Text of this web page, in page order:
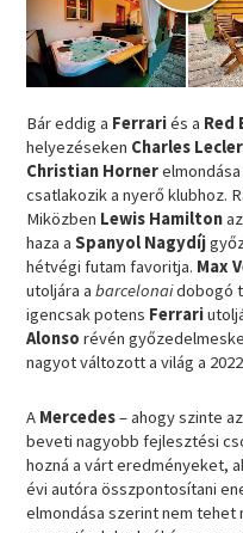
Bár eddig a Ferrariés a Red
helyezéseken Charles
Christian Horner
csatlakozik a nyerő klubhoz.
Miközben Lewis Hamilton
haza aSpanyol Nagydíj
hétvégi futam favoritja. Max
utoljára abarcelonaidobogó
igencsak potens Ferrari
Alonsorévén
nagyot változott a világ a
A Mercedes– ahogy szinte
beveti nagyobb fejlesztési
hozná a várt eredményeket,
évi autóra összpontosítani
elmondása szerint nem